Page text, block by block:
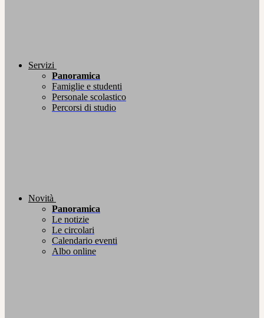
Servizi
Panoramica
Famiglie e studenti
Personale scolastico
Percorsi di studio
Novità
Panoramica
Le notizie
Le circolari
Calendario eventi
Albo online